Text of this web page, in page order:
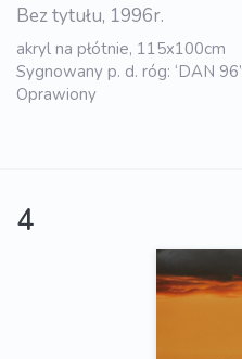
Bez tytułu, 1996r.
akryl na płótnie, 115x100cm
Sygnowany p. d. róg: ‘DAN 96’
Oprawiony
4